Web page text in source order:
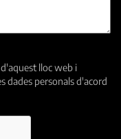
lloc web i
dades personals d'acord